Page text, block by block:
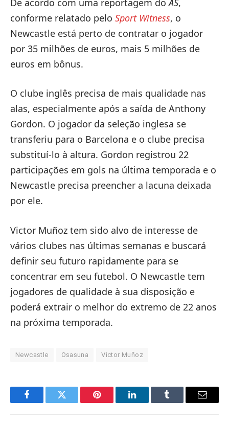
conforme relatado pelo Sport Witness, o
Newcastle está perto de contratar o jogador
por 35 milhões de euros, mais 5 milhões de
euros em bônus.
O clube inglês precisa de mais qualidade nas
alas, especialmente após a saída de Anthony
Gordon. O jogador da seleção inglesa se
transferiu para o Barcelona e o clube precisa
substituí-lo à altura. Gordon registrou 22
participações em gols na última temporada e o
Newcastle precisa preencher a lacuna deixada
por ele.
Victor Muñoz tem sido alvo de interesse de
vários clubes nas últimas semanas e buscará
definir seu futuro rapidamente para se
concentrar em seu futebol. O Newcastle tem
jogadores de qualidade à sua disposição e
poderá extrair o melhor do extremo de 22 anos
na próxima temporada.
Newcastle Osasuna Victor Muñoz
FacebookTwitter Pinterest LinkedInTumblr Email